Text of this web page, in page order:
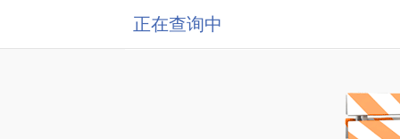
正在查询中